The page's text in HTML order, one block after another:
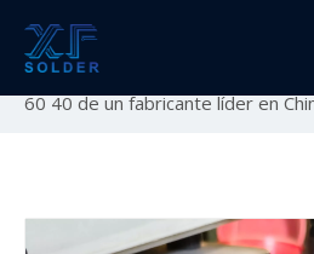
Usted está aquí:
soldaduras generales
60 40 de un fabricante líder en